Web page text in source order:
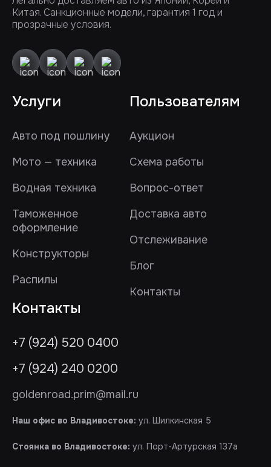
Китая. Санкционные модели, гарантия 1 год и
прозрачные условия.
Услуги
Авто под пошлину
Мото — техника
Водная техника
Таможенное
оформление
Конструкторы
Распилы
Пользователям
Аукцион
Схема работы
Вопрос-ответ
Доставка авто
Отслеживание
Блог
Контакты
Контакты
+7 (924) 520 0400
+7 (924) 240 0200
goldenroad.prim@mail.ru
Наш офис во Владивостоке: ул. Шилкинская 5
Стоянка во Владивостоке: ул. Порт-Артурская 137а